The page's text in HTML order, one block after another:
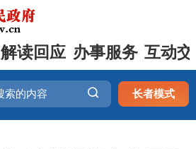
解读回应 办事服务 互动
长者模式